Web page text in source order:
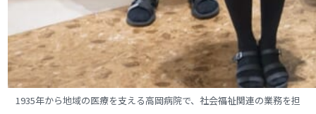
1935年から地域の医療を支える高岡病院で、社会福祉関連の業務を担